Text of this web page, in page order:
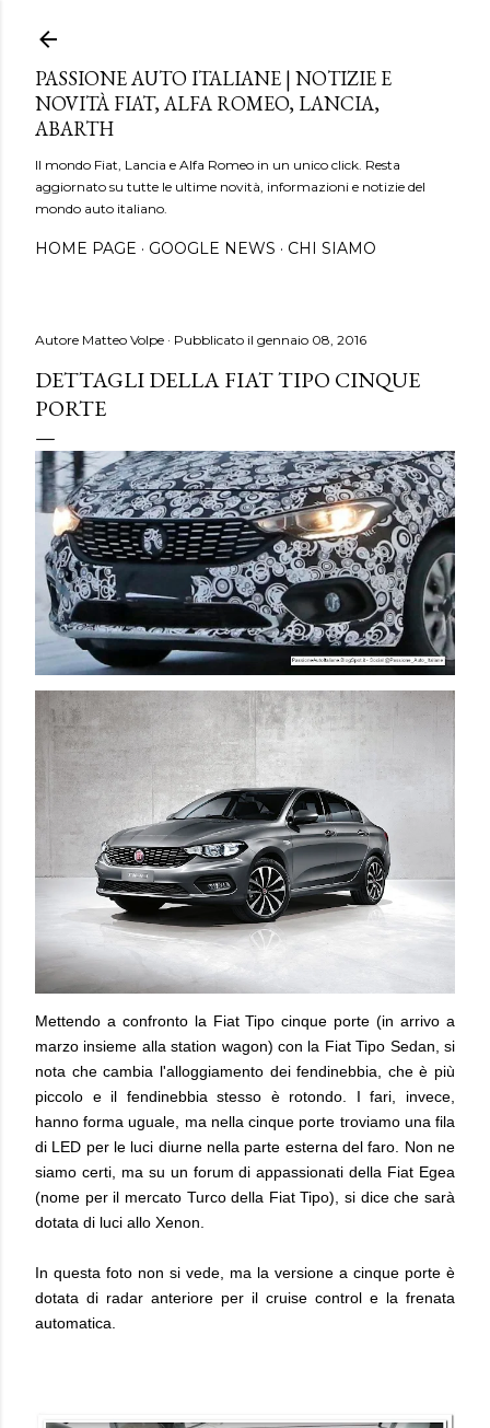
PASSIONE AUTO ITALIANE | NOTIZIE E
NOVITÀ FIAT, ALFA ROMEO, LANCIA,
ABARTH
Il mondo Fiat, Lancia e Alfa Romeo in un unico click. Resta
aggiornato su tutte le ultime novità, informazioni e notizie del
mondo auto italiano.
HOME PAGE GOOGLE NEWS CHI SIAMO
Autore Matteo Volpe Pubblicato il gennaio 08, 2016
DETTAGLI DELLA FIAT TIPO CINQUE
PORTE
Mettendo a confronto la Fiat Tipo cinque porte (in arrivo a
marzo insieme alla station wagon) con la Fiat Tipo Sedan, si
nota che cambia l'alloggiamento dei fendinebbia, che è più
piccolo e il fendinebbia stesso è rotondo. I fari, invece,
hanno forma uguale, ma nella cinque porte troviamo una fila
di LED per le luci diurne nella parte esterna del faro. Non ne
siamo certi, ma su un forum di appassionati della Fiat Egea
(nome per il mercato Turco della Fiat Tipo), si dice che sarà
dotata di luci allo Xenon.
In questa foto non si vede, ma la versione a cinque porte è
dotata di radar anteriore per il cruise control e la frenata
automatica.